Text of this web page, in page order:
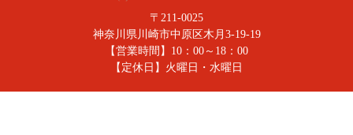
〒211-0025
神奈川県川崎市中原区木月3-19-19
【営業時間】10：00～18：00
【定休日】火曜日・水曜日